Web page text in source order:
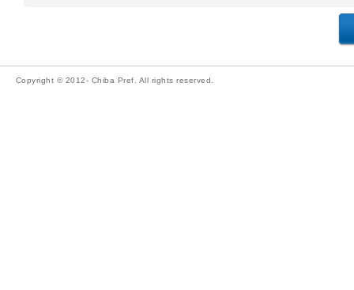
Copyright © 2012- Chiba Pref. All rights reserved.